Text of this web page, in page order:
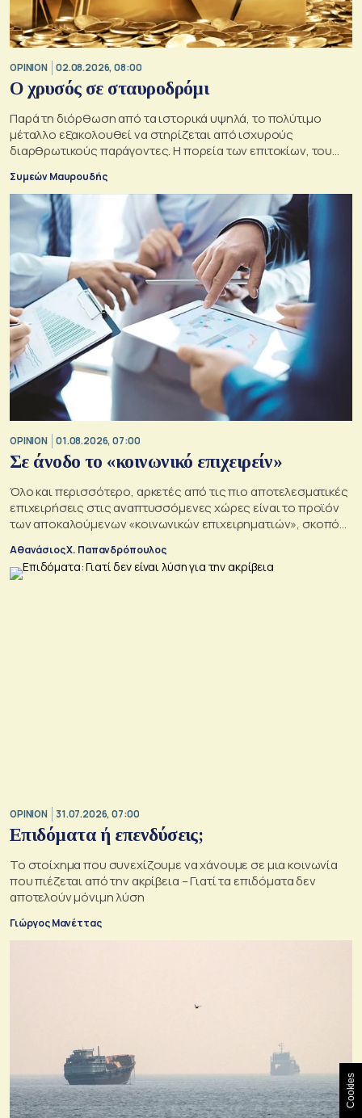
OPINION 02.08.2026, 08:00
O χρυσός σε σταυροδρόμι
Παρά τη διόρθωση από τα ιστορικά υψηλά, το πολύτιμο
μέταλλο εξακολουθεί να στηρίζεται από ισχυρούς
διαρθρωτικούς παράγοντες. Η πορεία των επιτοκίων, του
δολαρίου και της γεωπολιτικής αβεβαιότητας θα
καθορίσουν αν οι προϋποθέσεις για περαιτέρω άνοδο της
τιμής του παραμένουν ισχυρές
Συμεών Μαυρουδής
OPINION 01.08.2026, 07:00
Σε άνοδο το «κοινωνικό επιχειρείν»
Όλο και περισσότερο, αρκετές από τις πιο αποτελεσματικές
επιχειρήσεις στις αναπτυσσόμενες χώρες είναι το προϊόν
των αποκαλούμενων «κοινωνικών επιχειρηματιών», σκοπός
σε μια εποχή σοβαρών διαρθρωτικών μετασχηματισμών και
συνακόλουθης αβεβαιότητας
Αθανάσιος Χ. Παπανδρόπουλος
OPINION 31.07.2026, 07:00
Επιδόματα ή επενδύσεις;
Το στοίχημα που συνεχίζουμε να χάνουμε σε μια κοινωνία
που πιέζεται από την ακρίβεια – Γιατί τα επιδόματα δεν
αποτελούν μόνιμη λύση
Γιώργος Μανέττας
Cookies